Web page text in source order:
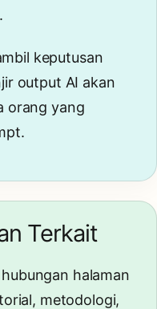
keputusan
output AI akan
orang yang
Terkait
halaman
metodologi,